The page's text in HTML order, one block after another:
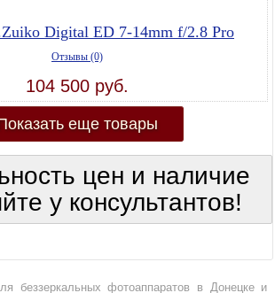
Digital ED 7-14mm f/2.8 Pro
Отзывы (0)
104 500 руб.
еще товары
цен и наличие
у консультантов!
беззеркальных фотоаппаратов в Донецке и